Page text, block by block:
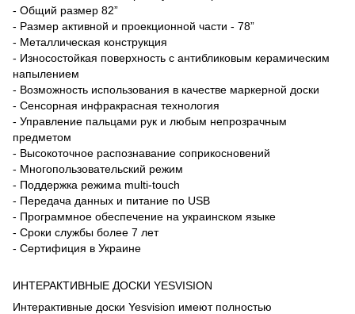
- Общий размер 82”
- Размер активной и проекционной части - 78”
- Металлическая конструкция
- Износостойкая поверхность с антибликовым керамическим
напылением
- Возможность использования в качестве маркерной доски
- Сенсорная инфракрасная технология
- Управление пальцами рук и любым непрозрачным
предметом
- Высокоточное распознавание соприкосновений
- Многопользовательский режим
- Поддержка режима multi-touch
- Передача данных и питание по USB
- Программное обеспечение на украинском языке
- Сроки службы более 7 лет
- Сертифиция в Украине
ИНТЕРАКТИВНЫЕ ДОСКИ YESVISION
Интерактивные доски Yesvision имеют полностью